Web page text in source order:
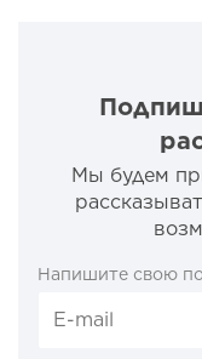
Мы будем
Напишите свою